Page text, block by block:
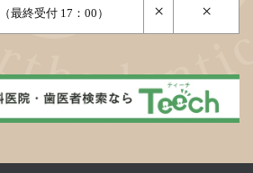
（最終受付 17：00） × ×